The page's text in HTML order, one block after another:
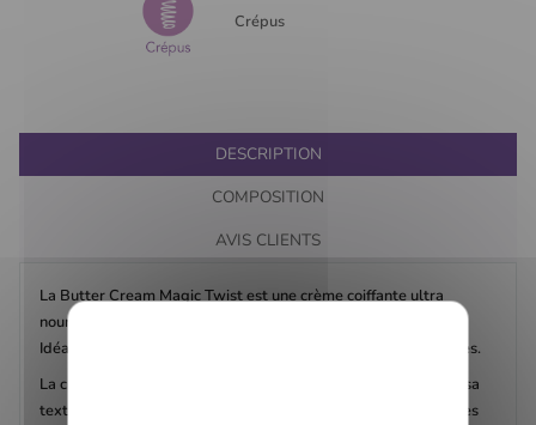
Crépus
DESCRIPTION
COMPOSITION
AVIS CLIENTS
La Butter Cream Magic Twist est une crème coiffante ultra
nourrissante à l'huile de macadamia et au lait d'amande.
Idéale pour toute les coiffures des petits mais aussi des adultes.
La crème Magic Twist est aussi parfaite pour faire vos twists, sa
texture fouetté en fait la crème idéale pour maintenir toutes les